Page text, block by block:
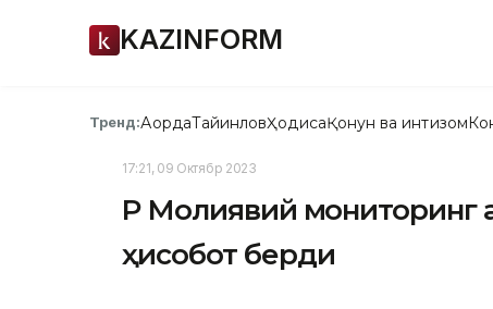
KAZINFORM
Тренд:АқордаТайинловҲодисаҚонун ва интизом
17:21, 09 Октябр 2023
ҚР Молиявий мониторинг
ҳисобот берди